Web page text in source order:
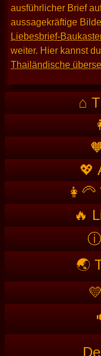
ausführlicher Brief
aussagekräftige
Liebesbrief-
weiter. Hier kannst du
Thailändische
⌂
💖
🔥
ⓘ
🌏